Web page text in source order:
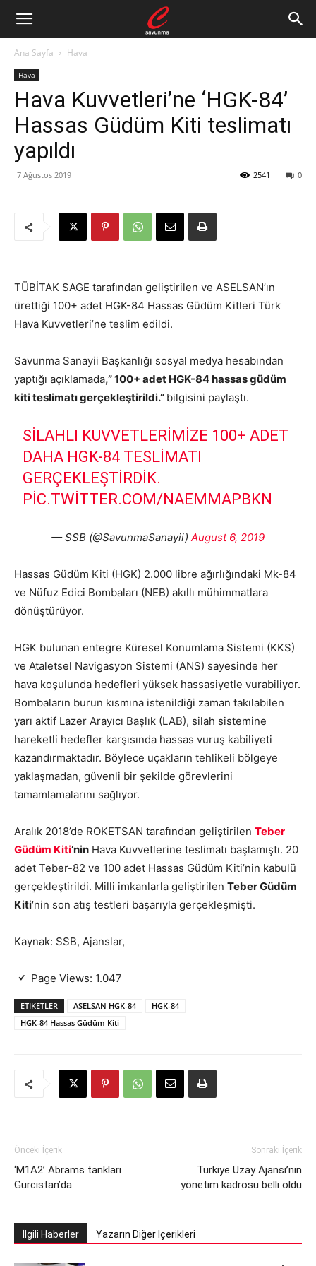
Ana Sayfa Hava
Hava
Hava Kuvvetleri’ne ‘HGK-84’
Hassas Güdüm Kiti teslimatı
yapıldı
7 Ağustos 2019 0
2541
TÜBİTAK SAGE tarafından geliştirilen ve ASELSAN’ın
ürettiği 100+ adet HGK-84 Hassas Güdüm Kitleri Türk
Hava Kuvvetleri’ne teslim edildi.
Savunma Sanayii Başkanlığı sosyal medya hesabından
yaptığı açıklamada,” 100+ adet HGK-84 hassas güdüm
kiti teslimatı gerçekleştirildi.” bilgisini paylaştı.
SILAHLI KUVVETLERIMIZE 100+ ADET
DAHA HGK-84 TESLIMATI
GERÇEKLEŞTIRDIK.
PIC.TWITTER.COM/NAEMMAPBKN
— SSB (@SavunmaSanayii) August 6, 2019
Hassas Güdüm Kiti (HGK) 2.000 libre ağırlığındaki Mk-84
ve Nüfuz Edici Bombaları (NEB) akıllı mühimmatlara
dönüştürüyor.
HGK bulunan entegre Küresel Konumlama Sistemi (KKS)
ve Ataletsel Navigasyon Sistemi (ANS) sayesinde her
hava koşulunda hedefleri yüksek hassasiyetle vurabiliyor.
Bombaların burun kısmına istenildiği zaman takılabilen
yarı aktif Lazer Arayıcı Başlık (LAB), silah sistemine
hareketli hedefler karşısında hassas vuruş kabiliyeti
kazandırmaktadır. Böylece uçakların tehlikeli bölgeye
yaklaşmadan, güvenli bir şekilde görevlerini
tamamlamalarını sağlıyor.
Aralık 2018’de ROKETSAN tarafından geliştirilen Teber
Güdüm Kiti’nin Hava Kuvvetlerine teslimatı başlamıştı. 20
adet Teber-82 ve 100 adet Hassas Güdüm Kiti’nin kabulü
gerçekleştirildi. Milli imkanlarla geliştirilen Teber Güdüm
Kiti‘nin son atış testleri başarıyla gerçekleşmişti.
Kaynak: SSB, Ajanslar,
Page Views: 1.047
ETIKETLER ASELSAN HGK-84
HGK-84
HGK-84 Hassas Güdüm Kiti
Önceki İçerik
‘M1A2’ Abrams tankları
Gürcistan’da..
Sonraki İçerik
Türkiye Uzay Ajansı’nın
yönetim kadrosu belli oldu
İlgili Haberler Yazarın Diğer İçerikleri